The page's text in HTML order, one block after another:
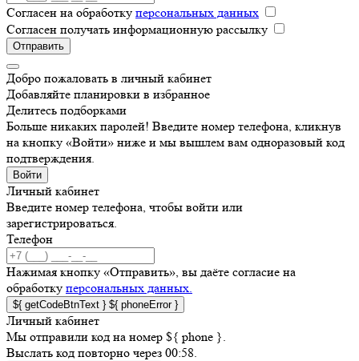
Согласен на обработку персональных данных
Согласен получать информационную рассылку
Отправить
Добро пожаловать в личный кабинет
Добавляйте планировки в избранное
Делитесь подборками
Больше никаких паролей! Введите номер телефона, кликнув
на кнопку «Войти» ниже и мы вышлем вам одноразовый код
подтверждения.
Войти
Личный кабинет
Введите номер телефона, чтобы войти или
зарегистрироваться.
Телефон
Нажимая кнопку «Отправить», вы даёте согласие на
обработку персональных данных.
${ getCodeBtnText } ${ phoneError }
Личный кабинет
Мы отправили код на номер ${ phone }.
Выслать код повторно через 00:58.